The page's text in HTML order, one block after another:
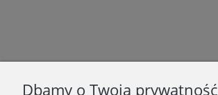
Dbamy o Twoją prywatność